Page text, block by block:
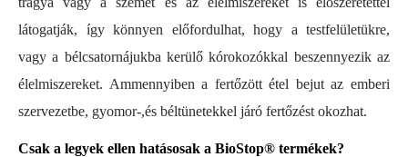
látogatják, így könnyen előfordulhat, hogy a testfelületükre,
vagy a bélcsatornájukba kerülő kórokozókkal beszennyezik az
élelmiszereket. Ammennyiben a fertőzött étel bejut az emberi
szervezetbe, gyomor-,és béltünetekkel járó fertőzést okozhat.
Csak a legyek ellen hatásosak a BioStop® termékek?